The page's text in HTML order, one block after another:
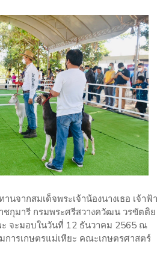
นจากสมเด็จพระเจ้าน้องนางเธอ เจ้าฟ้า
กุมารี กรมพระศรีสวางควัฒน วรขัตติย
ะ จะมอบในวันที่ 12 ธันวาคม 2565 ณ
ารเกษตรแม่เหียะ คณะเกษตรศาสตร์